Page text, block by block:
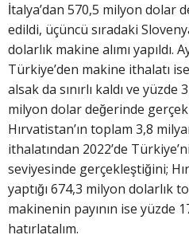
İtalya’dan 570,5 milyon dolar
edildi, üçüncü sıradaki
dolarlık makine alımı yapıldı.
Türkiye’den makine ithalatı
alsak da sınırlı kaldı ve yüzde
milyon dolar değerinde
Hırvatistan’ın toplam 3,8
ithalatından 2022’de
seviyesinde gerçekleştiğini;
yaptığı 674,3 milyon dolarlık
makinenin payının ise yüzde
hatırlatalım.